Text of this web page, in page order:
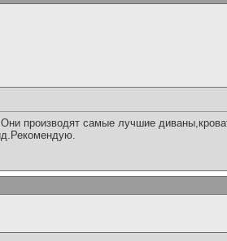
производят самые лучшие